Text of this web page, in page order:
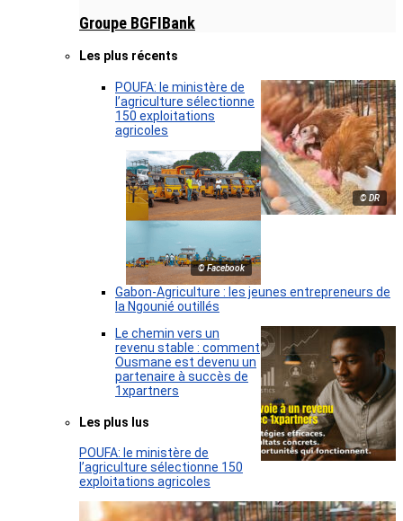
Groupe BGFIBank
Les plus récents
© DR
POUFA: le ministère de
l’agriculture sélectionne
150 exploitations
agricoles
© Facebook
Gabon-Agriculture : les jeunes entrepreneurs de
la Ngounié outillés
Le chemin vers un
revenu stable : comment
Ousmane est devenu un
partenaire à succès de
1xpartners
Les plus lus
POUFA: le ministère de
l’agriculture sélectionne 150
exploitations agricoles